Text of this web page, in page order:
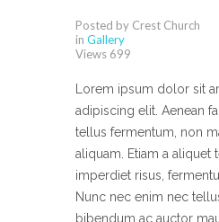
Posted by Crest Church
in Gallery
Views 699
Lorem ipsum dolor sit
adipiscing elit. Aenean
tellus fermentum, non
aliquam. Etiam a aliquet
imperdiet risus,
Nunc nec enim nec
bibendum ac auctor